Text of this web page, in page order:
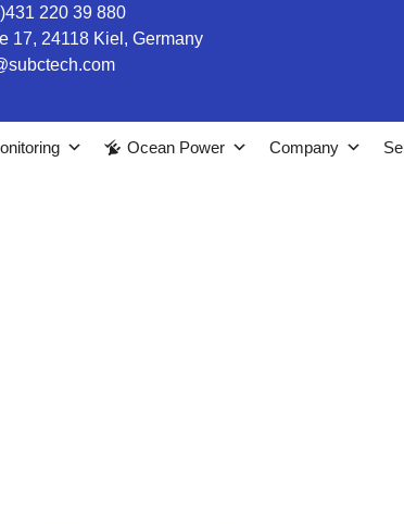
220 39 880
17, 24118 Kiel, Germany
Ocean Power Company